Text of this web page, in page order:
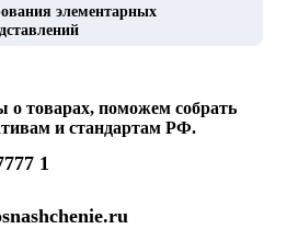
элементарных
о товарах, поможем собрать
и стандартам РФ.
1